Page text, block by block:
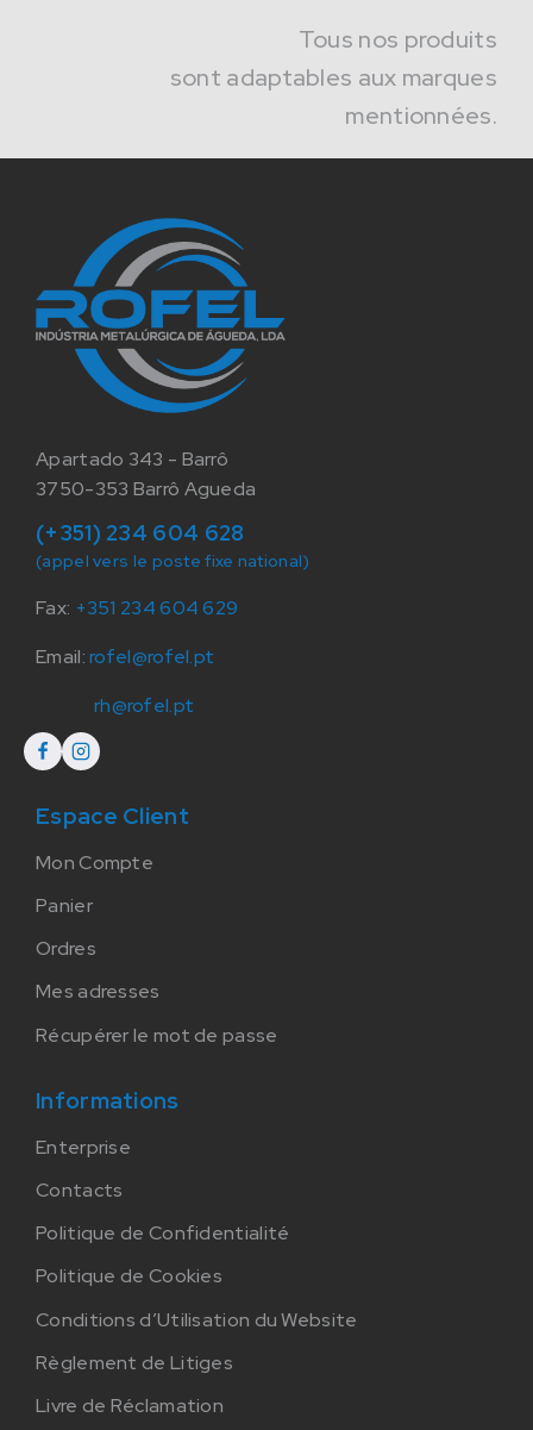
Tous nos produits
sont adaptables aux marques
mentionnées.
Apartado 343 - Barrô
3750-353 Barrô Agueda
(+351) 234 604 628
(appel vers le poste fixe national)
Fax: +351 234 604 629
Email:rofel@rofel.pt
rh@rofel.pt
Espace Client
Mon Compte
Panier
Ordres
Mes adresses
Récupérer le mot de passe
Informations
Enterprise
Contacts
Politique de Confidentialité
Politique de Cookies
Conditions d’Utilisation du Website
Règlement de Litiges
Livre de Réclamation